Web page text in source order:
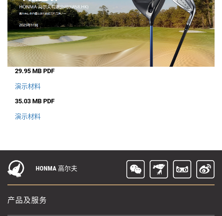
29.95 MB PDF
演示材料
35.03 MB PDF
演示材料
HONMA 高尔夫
产品及服务